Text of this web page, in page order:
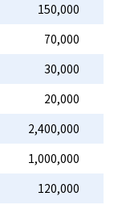
150,000
70,000
30,000
20,000
2,400,000
1,000,000
120,000